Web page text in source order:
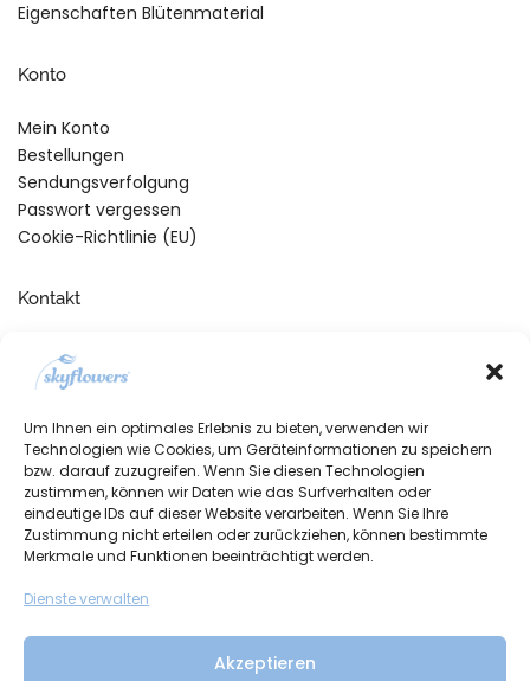
Um Ihnen ein optimales Erlebnis zu bieten, verwenden wir
Technologien wie Cookies, um Geräteinformationen zu speichern
bzw. darauf zuzugreifen. Wenn Sie diesen Technologien
zustimmen, können wir Daten wie das Surfverhalten oder
eindeutige IDs auf dieser Website verarbeiten. Wenn Sie Ihre
Zustimmung nicht erteilen oder zurückziehen, können bestimmte
Merkmale und Funktionen beeinträchtigt werden.
Dienste verwalten
Akzeptieren
Eigenschaften Blütenmaterial
Konto
Mein Konto
Bestellungen
Sendungsverfolgung
Passwort vergessen
Cookie-Richtlinie (EU)
Kontakt
Telefonische Unterstützung
und Beratung unter:
Mo-Fr, 09:00 – 17:00 Uhr